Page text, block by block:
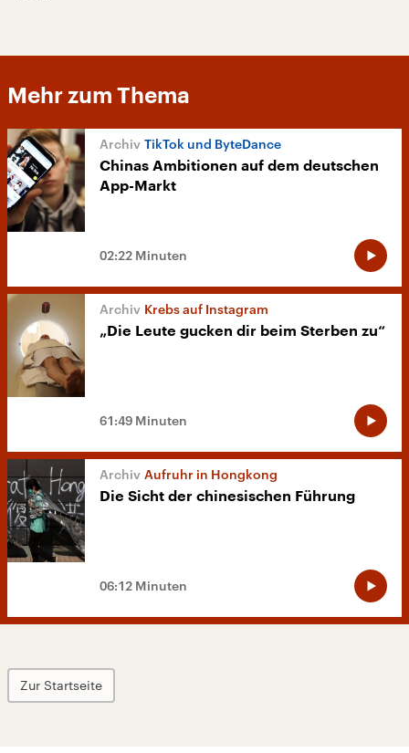
Mehr zum Thema
TikTok und ByteDance
Chinas Ambitionen auf dem deutschen
App-Markt
02:22 Minuten
Krebs auf Instagram
„Die Leute gucken dir beim Sterben zu“
61:49 Minuten
Aufruhr in Hongkong
Die Sicht der chinesischen Führung
06:12 Minuten
Zur Startseite